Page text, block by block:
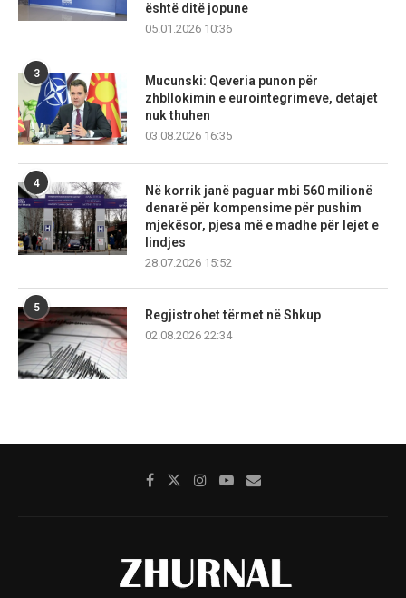
është ditë jopune
05.01.2026 10:36
3
Mucunski: Qeveria punon për
zhbllokimin e eurointegrimeve, detajet
nuk thuhen
03.08.2026 16:35
4
Në korrik janë paguar mbi 560 milionë
denarë për kompensime për pushim
mjekësor, pjesa më e madhe për lejet e
lindjes
28.07.2026 15:52
5
Regjistrohet tërmet në Shkup
02.08.2026 22:34